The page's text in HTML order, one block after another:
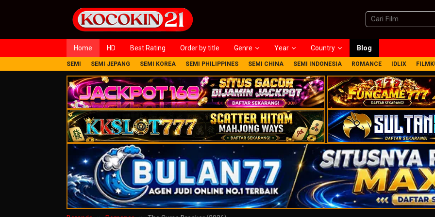
Home HD Best Rating Order by title Genre Year Country Blog
SEMI SEMI JEPANG SEMI KOREA SEMI PHILIPPINES SEMI CHINA SEMI INDONESIA ROMANCE IDLIX